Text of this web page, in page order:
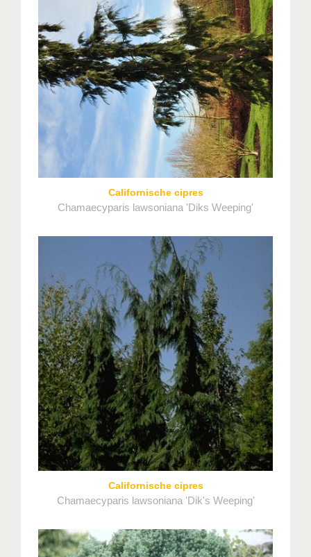
Californische cipres
Chamaecyparis lawsoniana 'Diks Weeping'
Californische cipres
Chamaecyparis lawsoniana 'Dik's Weeping'